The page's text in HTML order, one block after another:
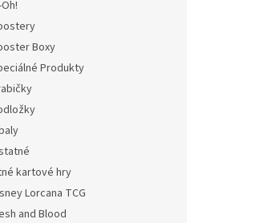
Boxy
Produkty
kartové hry
Lorcana TCG
and Blood